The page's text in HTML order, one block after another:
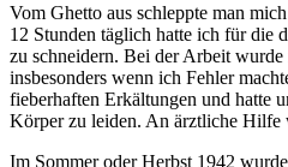
Vom Ghetto aus schleppte man
12 Stunden täglich hatte ich für die
zu schneidern. Bei der Arbeit wurde
insbesonders wenn ich Fehler
fieberhaften Erkältungen und hatte
Körper zu leiden. An ärztliche Hilfe
Im Sommer oder Herbst 1942